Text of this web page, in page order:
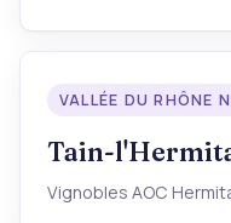
VALLÉE DU RHÔNE
Tain-
Vignobles AOC